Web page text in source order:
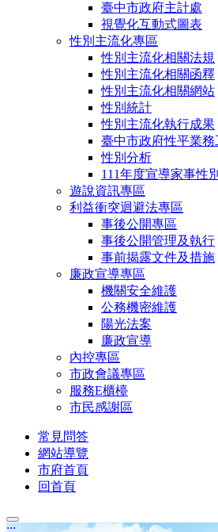
臺中市政府主計處
視覺化互動式圖表
性別主流化專區
性別主流化相關法規
性別主流化相關函釋
性別主流化相關網站
性別統計
性別主流化執行成果
臺中市政府性平業務
性別分析
111年度宣導家事性
遊說資訊專區
利益衝突迴避法專區
事後公開專區
事後公開管理及執行
事前揭露文件及措施
廉政宣導專區
機關安全維護
公務機密維護
陽光法案
廉政宣導
內控專區
市政會議專區
服務E櫃檯
市民感謝區
常見問答
網站導覽
市府首頁
回首頁